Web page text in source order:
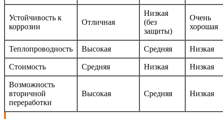
Устойчивость к
коррозии
Отличная
Низкая
(без
защиты)
Очень
хорошая
Теплопроводность Высокая Средняя Низкая
Стоимость Средняя Низкая Низкая
Возможность
вторичной
переработки
Высокая Средняя Низкая